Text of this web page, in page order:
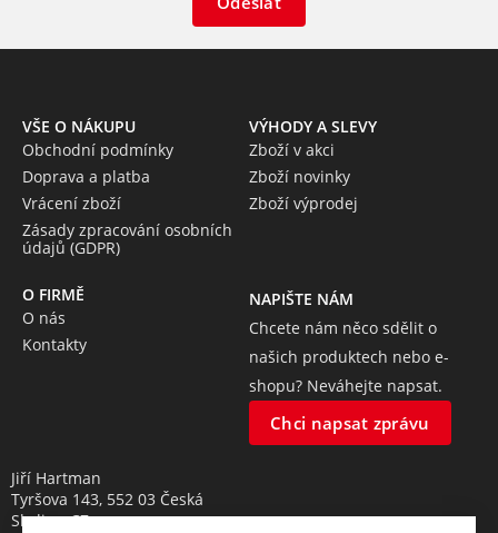
VŠE O NÁKUPU
Obchodní podmínky
Doprava a platba
Vrácení zboží
Zásady zpracování osobních
údajů (GDPR)
VÝHODY A SLEVY
Zboží v akci
Zboží novinky
Zboží výprodej
O FIRMĚ
O nás
Kontakty
NAPIŠTE NÁM
Chcete nám něco sdělit o
našich produktech nebo e-
shopu? Neváhejte napsat.
Chci napsat zprávu
Jiří Hartman
Tyršova 143, 552 03 Česká
Skalice, CZ